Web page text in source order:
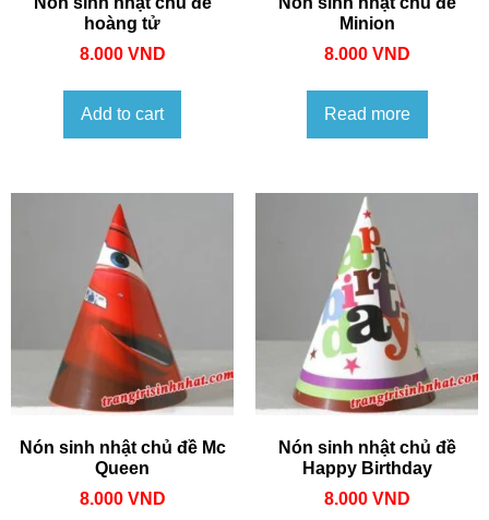
hoàng tử
8.000 VND
Add to cart
Minion
8.000 VND
Read more
Nón sinh nhật chủ đề Mc
Queen
8.000 VND
Nón sinh nhật chủ đề
Happy Birthday
8.000 VND